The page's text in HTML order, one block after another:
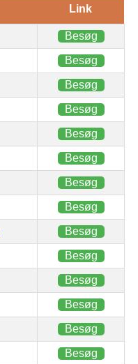
Link
Besøg
Besøg
Besøg
Besøg
Besøg
Besøg
Besøg
Besøg
Besøg
Besøg
Besøg
Besøg
Besøg
Besøg